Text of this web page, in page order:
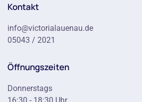
Kontakt
info@victorialauenau.de
05043 / 2021
Öffnungszeiten
Donnerstags
16:30 - 18:30 Uhr